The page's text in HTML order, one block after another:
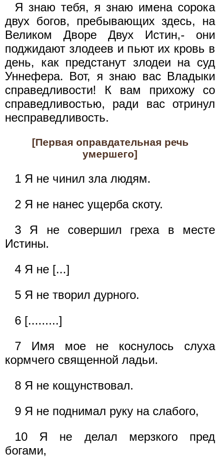
Я знаю тебя, я знаю имена сорока
двух богов, пребывающих здесь, на
Великом Дворе Двух Истин,- они
поджидают злодеев и пьют их кровь в
день, как предстанут злодеи на суд
Уннефера. Вот, я знаю вас Владыки
справедливости! К вам прихожу со
справедливостью, ради вас отринул
несправедливость.
[Первая оправдательная речь
умершего]
1 Я не чинил зла людям.
2 Я не нанес ущерба скоту.
3 Я не совершил греха в месте
Истины.
4 Я не [...]
5 Я не творил дурного.
6 [.........]
7 Имя мое не коснулось слуха
кормчего священной ладьи.
8 Я не кощунствовал.
9 Я не поднимал руку на слабого,
10 Я не делал мерзкого пред
богами,